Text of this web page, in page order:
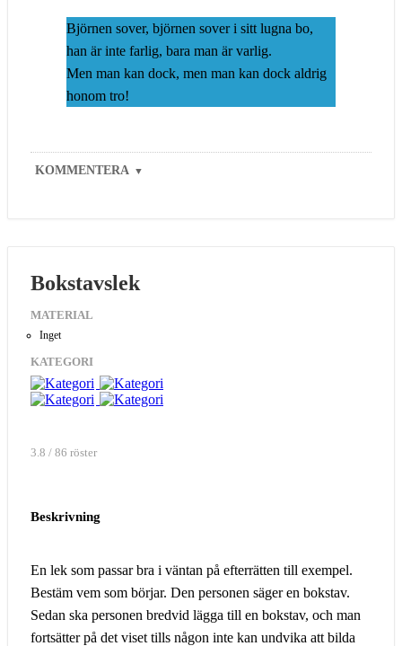
Björnen sover, björnen sover i sitt lugna bo,
han är inte farlig, bara man är varlig.
Men man kan dock, men man kan dock aldrig
honom tro!
KOMMENTERA ▼
Bokstavslek
MATERIAL
Inget
KATEGORI
3.8 / 86 röster
Beskrivning
En lek som passar bra i väntan på efterrätten till exempel.
Bestäm vem som börjar. Den personen säger en bokstav.
Sedan ska personen bredvid lägga till en bokstav, och man
fortsätter på det viset tills någon inte kan undvika att bilda